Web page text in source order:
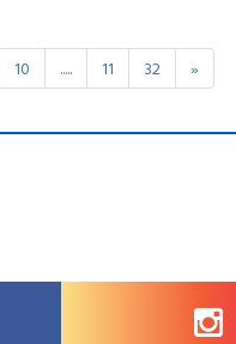
10 ..... 11 32 »